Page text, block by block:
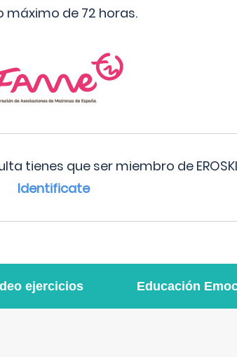
máximo de 72 horas.
tienes que ser miembro de
Identificate
ejercicios Educación